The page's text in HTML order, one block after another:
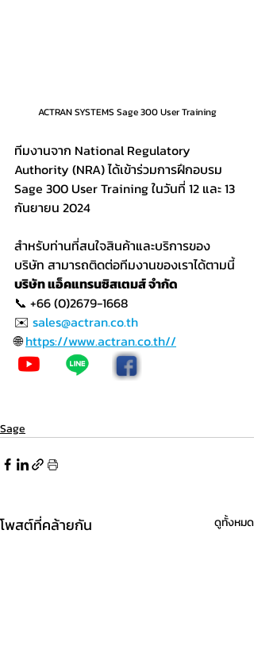
ACTRAN SYSTEMS Sage 300 User Training
ทีมงานจาก National Regulatory
Authority (NRA) ได้เข้าร่วมการฝึกอบรม
Sage 300 User Training ในวันที่ 12 และ 13
กันยายน 2024
สำหรับท่านที่สนใจสินค้าและบริการของ
บริษัท สามารถติดต่อทีมงานของเราได้ตามนี้
บริษัท แอ็คแทรนซิสเตมส์ จำกัด
📞 +66 (0)2679-1668
✉️ sales@actran.co.th
🌐 https://www.actran.co.th//
Sage
โพสต์ที่คล้ายกัน ดูทั้งหมด